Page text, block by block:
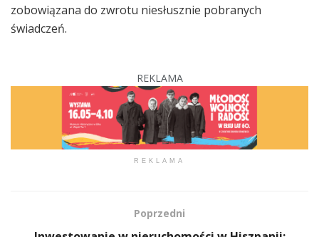
zobowiązana do zwrotu niesłusznie pobranych
świadczeń.
REKLAMA
REKLAMA
Poprzedni